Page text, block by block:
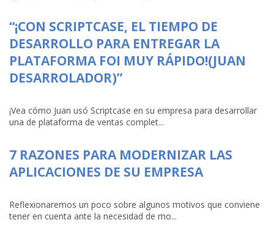
“¡CON SCRIPTCASE, EL TIEMPO DE
DESARROLLO PARA ENTREGAR LA
PLATAFORMA FOI MUY RÁPIDO!(JUAN
DESARROLADOR)”
¡Vea cómo Juan usó Scriptcase en su empresa para desarrollar
una de plataforma de ventas complet...
7 RAZONES PARA MODERNIZAR LAS
APLICACIONES DE SU EMPRESA
Reflexionaremos un poco sobre algunos motivos que conviene
tener en cuenta ante la necesidad de mo...